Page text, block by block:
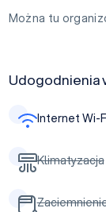
Można tu
Udogodnienia
Internet Wi-
Klimatyzacja